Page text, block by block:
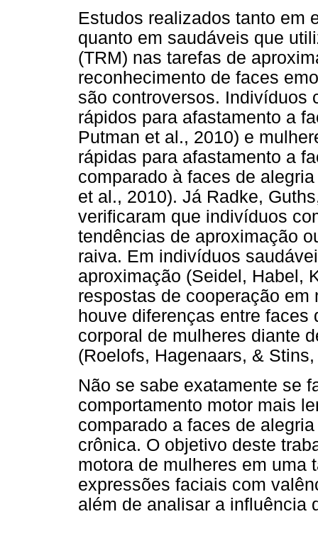
Estudos realizados tanto em
quanto em saudáveis que
(TRM) nas tarefas de
reconhecimento de faces
são controversos. Indivíduos
rápidos para afastamento a
Putman et al., 2010) e
rápidas para afastamento a
comparado à faces de
et al., 2010). Já Radke,
verificaram que indivíduos
tendências de aproximação
raiva. Em indivíduos
aproximação (Seidel, Habel,
respostas de cooperação
houve diferenças entre
corporal de mulheres diante
(Roelofs, Hagenaars, &
Não se sabe exatamente se
comportamento motor mais
comparado a faces de
crônica. O objetivo deste
motora de mulheres em uma
expressões faciais com
além de analisar a influência